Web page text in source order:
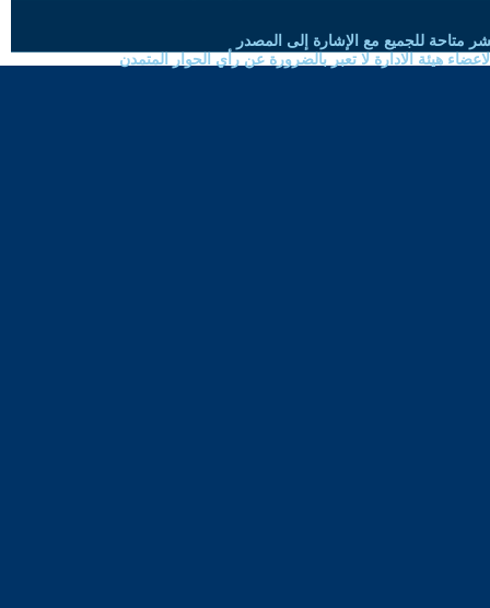
متاحة للجميع مع الإشارة إلى المصدر
هيئة الادارة لا تعبر بالضرورة عن رأي الحوار المتمدن